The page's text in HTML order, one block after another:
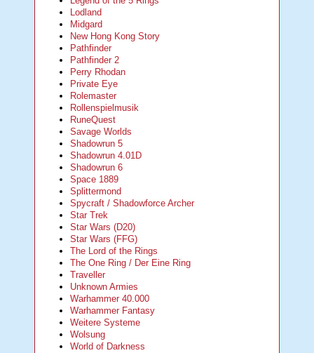
Lodland
Midgard
New Hong Kong Story
Pathfinder
Pathfinder 2
Perry Rhodan
Private Eye
Rolemaster
Rollenspielmusik
RuneQuest
Savage Worlds
Shadowrun 5
Shadowrun 4.01D
Shadowrun 6
Space 1889
Splittermond
Spycraft / Shadowforce Archer
Star Trek
Star Wars (D20)
Star Wars (FFG)
The Lord of the Rings
The One Ring / Der Eine Ring
Traveller
Unknown Armies
Warhammer 40.000
Warhammer Fantasy
Weitere Systeme
Wolsung
World of Darkness